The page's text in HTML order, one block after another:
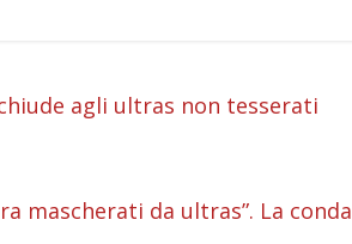
agli ultras non tesserati
mascherati da ultras”. La